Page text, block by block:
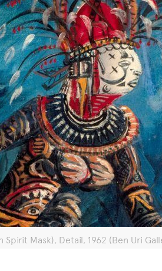
Mask), Detail, 1962 (Ben Uri